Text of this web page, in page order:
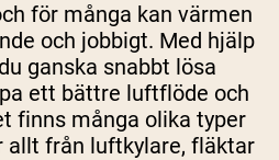
för många kan värmen
och jobbigt. Med hjälp
ganska snabbt lösa
ett bättre luftflöde och
finns många olika typer
allt från luftkylare, fläktar